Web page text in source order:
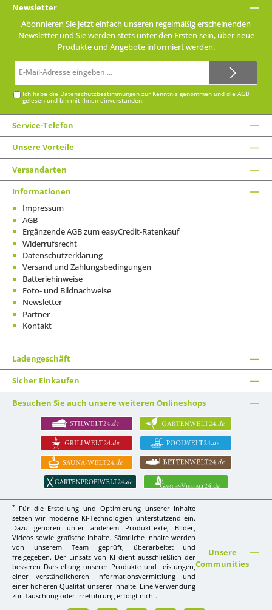
Newsletter
Abonnieren Sie jetzt einfach unseren regelmäßig erscheinenden
Newsletter und Sie werden stets unter den Ersten sein, über neue
Produkte und Angebote informiert werden.
Mail-
Ich habe die Datenschutzbestimmungen zur Kenntnis genommen und dieAGB
gelesen und bin mit ihnen einverstanden.
Service-Telefon
Unsere Vorteile
Versandarten
Informationen
Impressum
AGB
Ergänzende AGB zum easyCredit-Ratenkauf
Widerrufsrecht
Datenschutzerklärung
Versand und Zahlungsbedingungen
Batteriehinweise
Foto- und Bildnachweise
Newsletter
Partner
Kontakt
Ladengeschäft
Sicher Einkaufen
Besuchen Sie auch unsere weiteren Onlineshops
*
Für die Erstellung und Optimierung unserer Inhalte
setzen wir moderne KI-Technologien unterstützend ein.
Dazu gehören unter anderem Produkttexte, Bilder,
Videos sowie grafische Inhalte. Sämtliche Inhalte werden
von unserem Team geprüft, überarbeitet und
freigegeben. Der Einsatz von KI dient ausschließlich der
besseren Darstellung unserer Produkte und Leistungen,
einer verständlicheren Informationsvermittlung und
einer höheren Qualität unserer Inhalte. Eine Verwendung
zur Täuschung oder Irreführung erfolgt nicht.
Unsere
Communities